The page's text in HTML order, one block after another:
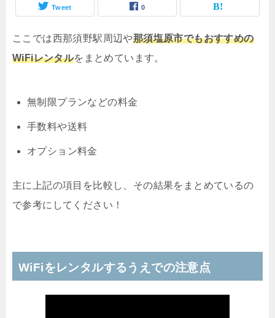
Tweet 0
ここでは西那須野駅周辺や那須塩原市でもおすすめの
WiFiレンタルをまとめています。
無制限プランなどの料金
手数料や送料
オプション料金
主に上記の項目を比較し、その結果をまとめているの
で参考にしてください！
WiFiをレンタルするうえでの注意点